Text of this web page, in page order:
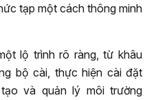
tạp một cách thông minh
lộ trình rõ ràng, từ khâu
bộ cài, thực hiện cài đặt
và quản lý môi trường